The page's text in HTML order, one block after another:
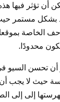
أن تؤثر فيها
بشكل مستمر
الخاصة
محدودًا.
أن تحسن السيو
حيث لا يجب
إلى إلى